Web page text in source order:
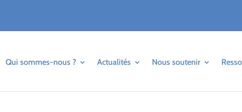
Qui sommes-nous ? Actualités Nous soutenir